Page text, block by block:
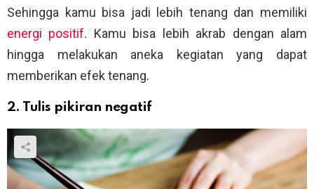
Sehingga kamu bisa jadi lebih tenang dan memiliki
energi positif. Kamu bisa lebih akrab dengan alam
hingga melakukan aneka kegiatan yang dapat
memberikan efek tenang.
2. Tulis pikiran negatif